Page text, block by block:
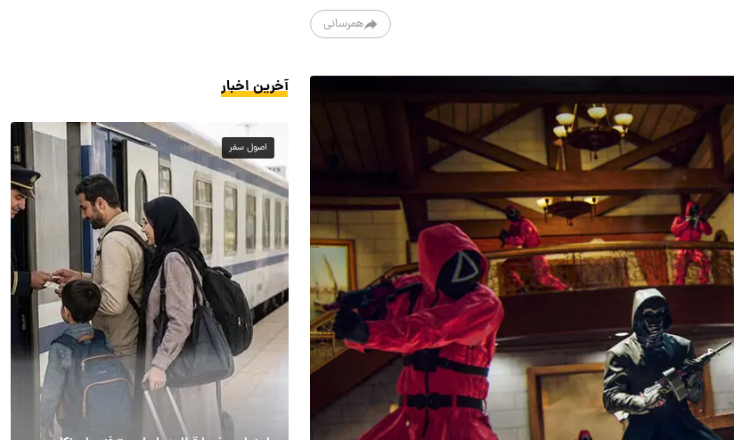
همرسانی
آخرین اخبار
اصول سفر